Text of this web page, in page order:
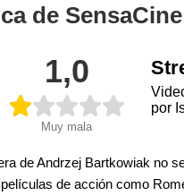
de SensaCine
1,0
Muy mala
por
de Andrzej Bartkowiak no
de acción como